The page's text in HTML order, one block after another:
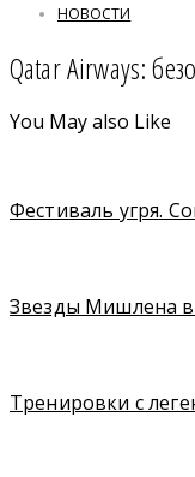
НОВОСТИ
Qatar Airways:
You May also Like
Фестиваль угря.
Звезды Мишлена в
Тренировки с